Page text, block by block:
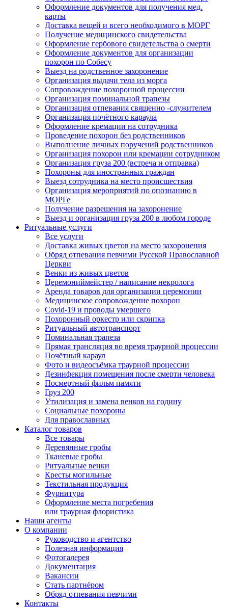
Оформление документов для получения мед.
карты
Доставка вещей и всего необходимого в МОРГ
Получение медицинского свидетельства
Оформление гербового свидетельства о смерти
Оформление документов для организации
похорон по Собесу
Выезд на родственное захоронение
Организация выдачи тела из морга
Сопровождение похоронной процессии
Организация поминальной трапезы
Организация отпевания священно -служителем
Организация почётного караула
Оформление кремации на сотрудника
Проведение похорон без родственников
Выполнение личных поручений родственников
Организация похорон или кремации сотрудником
Организация груза 200 (встреча и отправка)
Похороны для иностранных граждан
Выезд сотрудника на место происшествия
Организация мероприятий по опознанию в
МОРГе
Получение разрешения на захоронение
Выезд и организация груза 200 в любом городе
Ритуальные услуги
Все услуги
Доставка живых цветов на место захоронения
Обряд отпевания певчими Русской Православной
Церкви
Венки из живых цветов
Церемониймейстер / написание некролога
Аренда товаров для организации церемонии
Медицинское сопровождение похорон
Covid-19 и проводы умершего
Похоронный оркестр или скрипка
Ритуальный автотранспорт
Поминальная трапеза
Прямая трансляция во время траурной процессии
Почётный караул
Фото и видеосъёмка траурной процессии
Дезинфекция помещения после смерти человека
Посмертный фильм памяти
Груз 200
Утилизация и замена венков на годину
Социальные похороны
Для православных
Каталог товаров
Все товары
Деревянные гробы
Тканевые гробы
Ритуальные венки
Кресты могильные
Текстильная продукция
Фурнитура
Оформление места погребения
или траурная флористика
Наши агенты
О компании
Руководство и агентство
Полезная информация
Фотогалерея
Документация
Вакансии
Стать партнёром
Обряд отпевания певчими
Контакты